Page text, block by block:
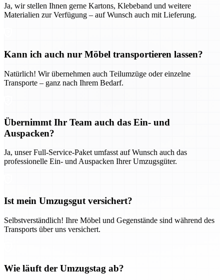
Ja, wir stellen Ihnen gerne Kartons, Klebeband und weitere
Materialien zur Verfügung – auf Wunsch auch mit Lieferung.
Kann ich auch nur Möbel transportieren lassen?
Natürlich! Wir übernehmen auch Teilumzüge oder einzelne
Transporte – ganz nach Ihrem Bedarf.
Übernimmt Ihr Team auch das Ein- und
Auspacken?
Ja, unser Full-Service-Paket umfasst auf Wunsch auch das
professionelle Ein- und Auspacken Ihrer Umzugsgüter.
Ist mein Umzugsgut versichert?
Selbstverständlich! Ihre Möbel und Gegenstände sind während des
Transports über uns versichert.
Wie läuft der Umzugstag ab?